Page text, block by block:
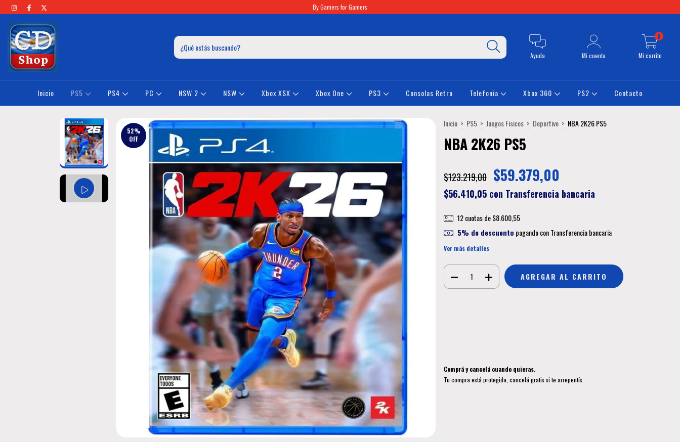
By Gamers for Gamers
Ayuda Mi cuenta Mi carrito
0
Inicio PS5 PS4 PC NSW 2 NSW Xbox XSX Xbox One PS3 Consolas Retro Telefonia Xbox 360 PS2 Contacto
52%
OFF
Inicio > PS5 > Juegos Fisicos > Deportivo > NBA 2K26 PS5
NBA 2K26 PS5
$123.219,00 $59.379,00
$56.410,05 con Transferencia bancaria
12 cuotas de$8.600,55
5% de descuento pagando con Transferencia bancaria
Ver más detalles
Comprá y cancelá cuando quieras.
Tu compra está protegida, cancelá gratis si te arrepentís.